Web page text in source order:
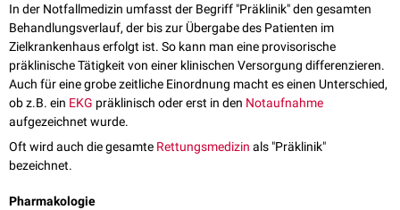
In der Notfallmedizin umfasst der Begriff "Präklinik" den gesamten
Behandlungsverlauf, der bis zur Übergabe des Patienten im
Zielkrankenhaus erfolgt ist. So kann man eine provisorische
präklinische Tätigkeit von einer klinischen Versorgung differenzieren.
Auch für eine grobe zeitliche Einordnung macht es einen Unterschied,
ob z.B. ein EKG präklinisch oder erst in den Notaufnahme
aufgezeichnet wurde.
Oft wird auch die gesamte Rettungsmedizin als "Präklinik"
bezeichnet.
Pharmakologie